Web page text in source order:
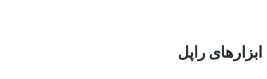
ابزارهای راپل